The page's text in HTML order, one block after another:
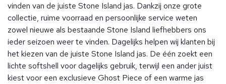
vinden van de juiste Stone Island jas. Dankzij onze grote
collectie, ruime voorraad en persoonlijke service weten
zowel nieuwe als bestaande Stone Island liefhebbers ons
ieder seizoen weer te vinden. Dagelijks helpen wij klanten bij
het kiezen van de juiste Stone Island jas. De één zoekt een
lichte softshell voor dagelijks gebruik, terwijl een ander juist
kiest voor een exclusieve Ghost Piece of een warme jas